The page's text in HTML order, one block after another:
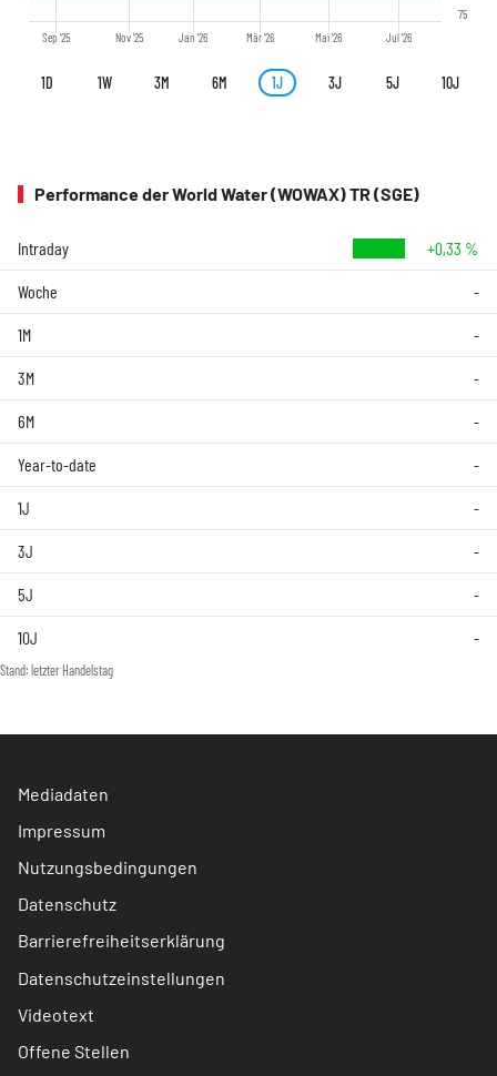
Sep '25 Nov '25 Jan '26 Mär '26 Mai '26 Jul '26
75
1D 1W 3M 6M 1J 3J 5J 10J
Performance der World Water (WOWAX) TR (SGE)
Intraday +0,33 %
Woche -
1M -
3M -
6M -
Year-to-date -
1J -
3J -
5J -
10J -
Stand: letzter Handelstag
Mediadaten
Impressum
Nutzungsbedingungen
Datenschutz
Barrierefreiheitserklärung
Datenschutzeinstellungen
Videotext
Offene Stellen